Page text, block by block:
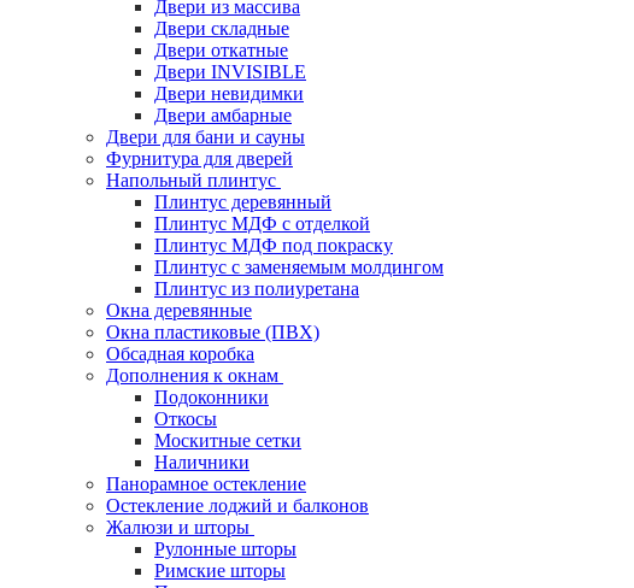
Двери из массива
Двери складные
Двери откатные
Двери INVISIBLE
Двери невидимки
Двери амбарные
Двери для бани и сауны
Фурнитура для дверей
Напольный плинтус
Плинтус деревянный
Плинтус МДФ с отделкой
Плинтус МДФ под покраску
Плинтус с заменяемым молдингом
Плинтус из полиуретана
Окна деревянные
Окна пластиковые (ПВХ)
Обсадная коробка
Дополнения к окнам
Подоконники
Откосы
Москитные сетки
Наличники
Панорамное остекление
Остекление лоджий и балконов
Жалюзи и шторы
Рулонные шторы
Римские шторы